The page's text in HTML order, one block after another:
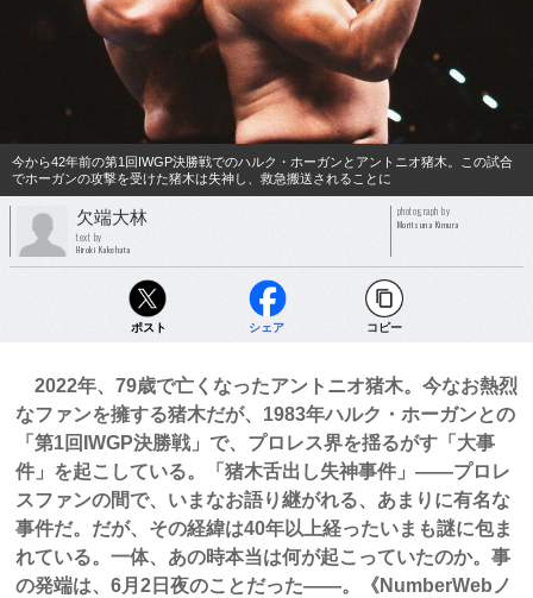
今から42年前の第1回IWGP決勝戦でのハルク・ホーガンとアントニオ猪木。この試合
でホーガンの攻撃を受けた猪木は失神し、救急搬送されることに
欠端大林
text by
Hiroki Kakehata
photograph by
Moritsuna Kimura
ポスト シェア コピー
2022年、79歳で亡くなったアントニオ猪木。今なお熱烈
なファンを擁する猪木だが、1983年ハルク・ホーガンとの
「第1回IWGP決勝戦」で、プロレス界を揺るがす「大事
件」を起こしている。「猪木舌出し失神事件」――プロレ
スファンの間で、いまなお語り継がれる、あまりに有名な
事件だ。だが、その経緯は40年以上経ったいまも謎に包ま
れている。一体、あの時本当は何が起こっていたのか。事
の発端は、6月2日夜のことだった――。《NumberWebノ